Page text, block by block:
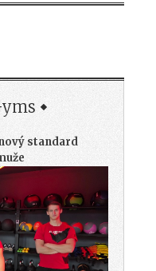
standard